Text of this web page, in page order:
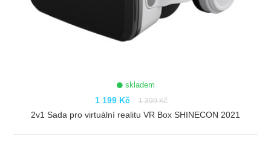
skladem
1 199 Kč 1 399 Kč
2v1 Sada pro virtuální realitu VR Box SHINECON 2021